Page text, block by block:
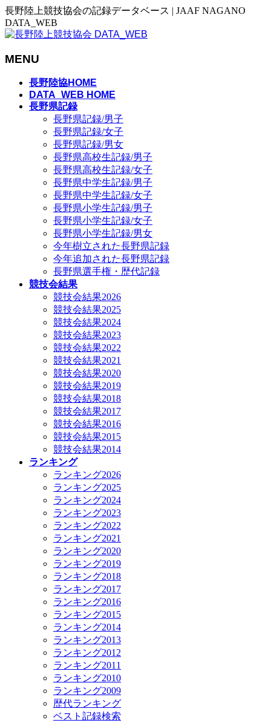
長野陸上競技協会の記録データベース | JAAF NAGANO
DATA_WEB
MENU
長野陸協HOME
DATA_WEB HOME
長野県記録
長野県記録/男子
長野県記録/女子
長野県記録/男女
長野県高校生記録/男子
長野県高校生記録/女子
長野県中学生記録/男子
長野県中学生記録/女子
長野県小学生記録/男子
長野県小学生記録/女子
長野県小学生記録/男女
今年樹立された長野県記録
今年追加された長野県記録
長野県選手権・歴代記録
競技会結果
競技会結果2026
競技会結果2025
競技会結果2024
競技会結果2023
競技会結果2022
競技会結果2021
競技会結果2020
競技会結果2019
競技会結果2018
競技会結果2017
競技会結果2016
競技会結果2015
競技会結果2014
ランキング
ランキング2026
ランキング2025
ランキング2024
ランキング2023
ランキング2022
ランキング2021
ランキング2020
ランキング2019
ランキング2018
ランキング2017
ランキング2016
ランキング2015
ランキング2014
ランキング2013
ランキング2012
ランキング2011
ランキング2010
ランキング2009
歴代ランキング
ベスト記録検索